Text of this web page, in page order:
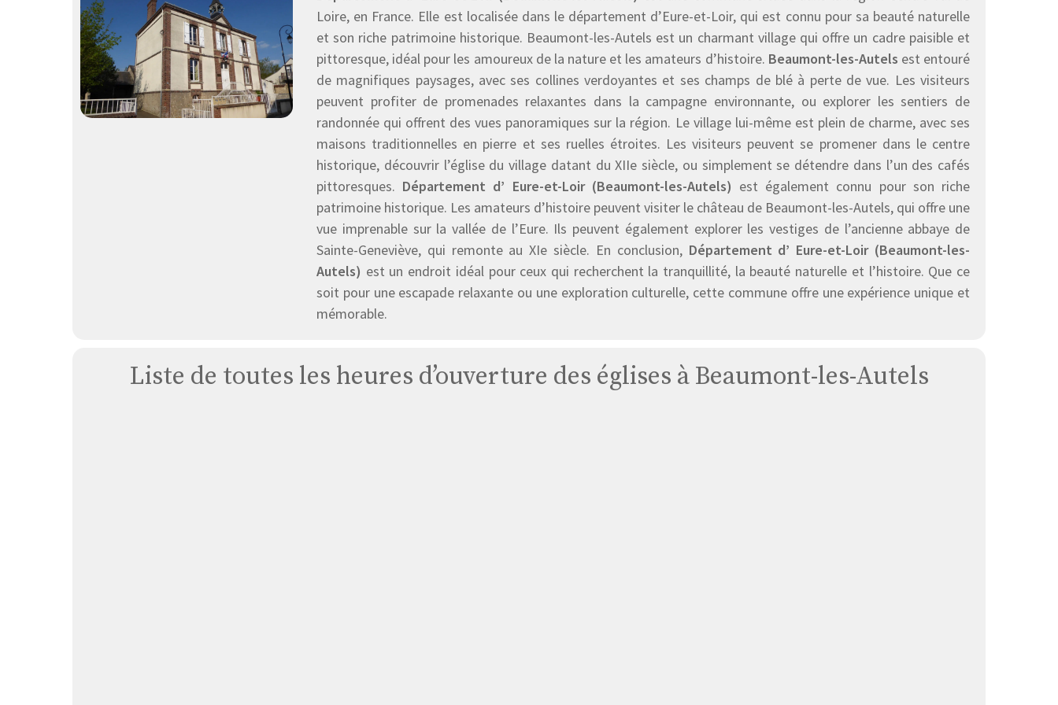
Loire, en France. Elle est localisée dans le département d’Eure-et-Loir, qui est connu pour sa beauté naturelle
et son riche patrimoine historique. Beaumont-les-Autels est un charmant village qui offre un cadre paisible et
pittoresque, idéal pour les amoureux de la nature et les amateurs d’histoire. Beaumont-les-Autels est entouré
de magnifiques paysages, avec ses collines verdoyantes et ses champs de blé à perte de vue. Les visiteurs
peuvent profiter de promenades relaxantes dans la campagne environnante, ou explorer les sentiers de
randonnée qui offrent des vues panoramiques sur la région. Le village lui-même est plein de charme, avec ses
maisons traditionnelles en pierre et ses ruelles étroites. Les visiteurs peuvent se promener dans le centre
historique, découvrir l’église du village datant du XIIe siècle, ou simplement se détendre dans l’un des cafés
pittoresques. Département d’ Eure-et-Loir (Beaumont-les-Autels) est également connu pour son riche
patrimoine historique. Les amateurs d’histoire peuvent visiter le château de Beaumont-les-Autels, qui offre une
vue imprenable sur la vallée de l’Eure. Ils peuvent également explorer les vestiges de l’ancienne abbaye de
Sainte-Geneviève, qui remonte au XIe siècle. En conclusion, Département d’ Eure-et-Loir (Beaumont-les-
Autels) est un endroit idéal pour ceux qui recherchent la tranquillité, la beauté naturelle et l’histoire. Que ce
soit pour une escapade relaxante ou une exploration culturelle, cette commune offre une expérience unique et
mémorable.
Liste de toutes les heures d’ouverture des églises à Beaumont-les-Autels